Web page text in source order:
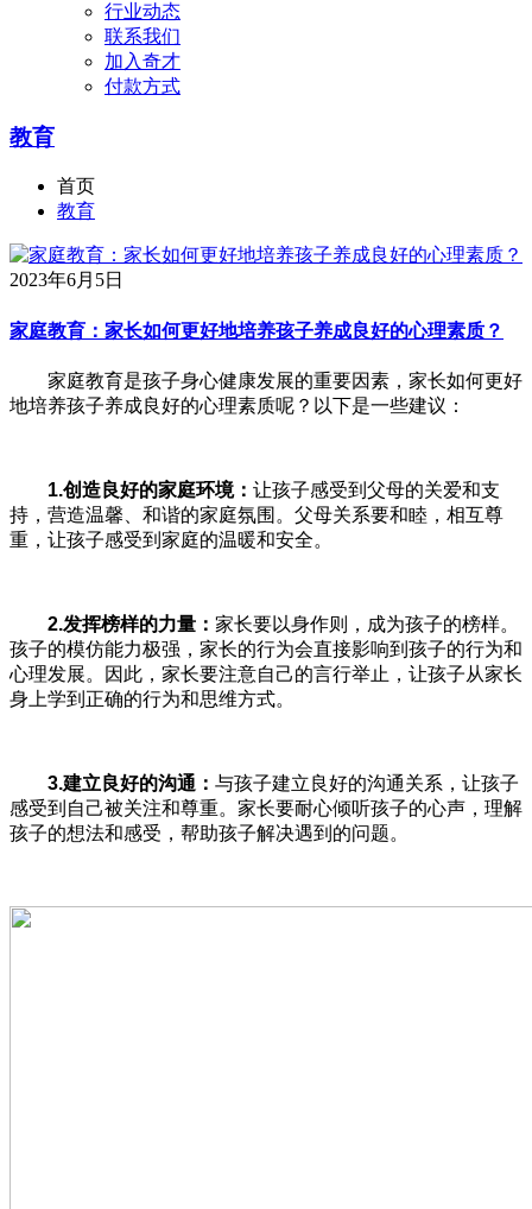
行业动态
联系我们
加入奇才
付款方式
教育
首页
教育
2023年6月5日
家庭教育：家长如何更好地培养孩子养成良好的心理素质？
家庭教育是孩子身心健康发展的重要因素，家长如何更好
地培养孩子养成良好的心理素质呢？以下是一些建议：
1.创造良好的家庭环境： 让孩子感受到父母的关爱和支
持，营造温馨、和谐的家庭氛围。父母关系要和睦，相互尊
重，让孩子感受到家庭的温暖和安全。
2.发挥榜样的力量： 家长要以身作则，成为孩子的榜样。
孩子的模仿能力极强，家长的行为会直接影响到孩子的行为和
心理发展。因此，家长要注意自己的言行举止，让孩子从家长
身上学到正确的行为和思维方式。
3.建立良好的沟通： 与孩子建立良好的沟通关系，让孩子
感受到自己被关注和尊重。家长要耐心倾听孩子的心声，理解
孩子的想法和感受，帮助孩子解决遇到的问题。